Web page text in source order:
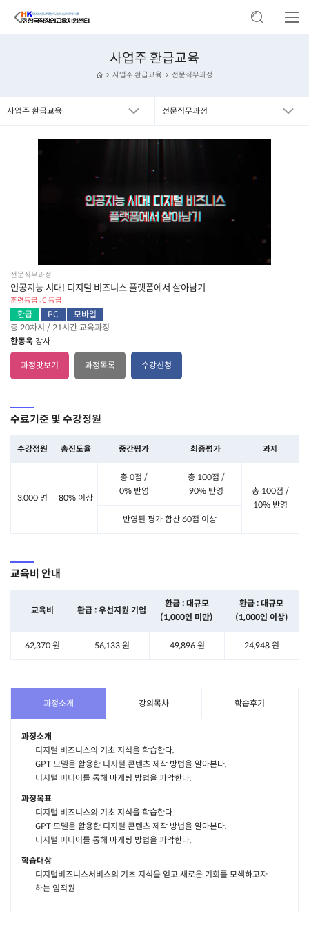
사업주 환급교육
사업주 환급교육 전문직무과정
사업주 환급교육 전문직무과정
전문직무과정
인공지능 시대! 디지털 비즈니스 플랫폼에서 살아남기
훈련등급 : C 등급
환급 PC
모바일
총 20차시 / 21시간 교육과정
한동욱 강사
과정맛보기 과정목록 수강신청
수료기준 및 수강정원
수강정원 총진도율 중간평가 최종평가 과제
3,000 명 80% 이상
총 0점 /
0% 반영
총 100점 /
90% 반영
총 100점 /
10% 반영
반영된 평가 합산 60점 이상
교육비 안내
교육비 환급 : 우선지원 기업
환급 : 대규모
(1,000인 미만)
환급 : 대규모
(1,000인 이상)
62,370 원 56,133 원 49,896 원 24,948 원
과정소개 강의목차 학습후기
과정소개
디지털 비즈니스의 기초 지식을 학습한다.
GPT 모델을 활용한 디지털 콘텐츠 제작 방법을 알아본다.
디지털 미디어를 통해 마케팅 방법을 파악한다.
과정목표
디지털 비즈니스의 기초 지식을 학습한다.
GPT 모델을 활용한 디지털 콘텐츠 제작 방법을 알아본다.
디지털 미디어를 통해 마케팅 방법을 파악한다.
학습대상
디지털비즈니스서비스의 기초 지식을 얻고 새로운 기회를 모색하고자
하는 임직원